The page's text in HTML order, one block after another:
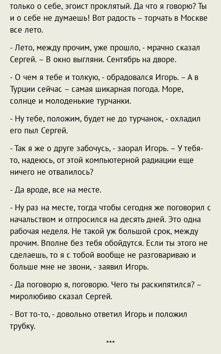
только о себе, эгоист проклятый. Да что я говорю? Ты
и о себе не думаешь! Вот радость – торчать в Москве
все лето.
- Лето, между прочим, уже прошло, - мрачно сказал
Сергей. – В окно выгляни. Сентябрь на дворе.
- О чем я тебе и толкую, - обрадовался Игорь. – А в
Турции сейчас – самая шикарная погода. Море,
солнце и молоденькие турчанки.
- Ну тебе, положим, будет не до турчанок, - охладил
его пыл Сергей.
- Так я же о друге забочусь, - заорал Игорь. – У тебя-
то, надеюсь, от этой компьютерной радиации еще
ничего не отвалилось?
- Да вроде, все на месте.
- Ну раз на месте, тогда чтобы сегодня же поговорил с
начальством и отпросился на десять дней. Это одна
рабочая неделя. Не такой уж большой срок, между
прочим. Вполне без тебя обойдутся. Если ты этого не
сделаешь, то я с тобой вообще не разговариваю и
больше мне не звони, - заявил Игорь.
- Да поговорю я, поговорю. Чего ты раскипятился? –
миролюбиво сказал Сергей.
- Вот то-то, - довольно ответил Игорь и положил
трубку.
***